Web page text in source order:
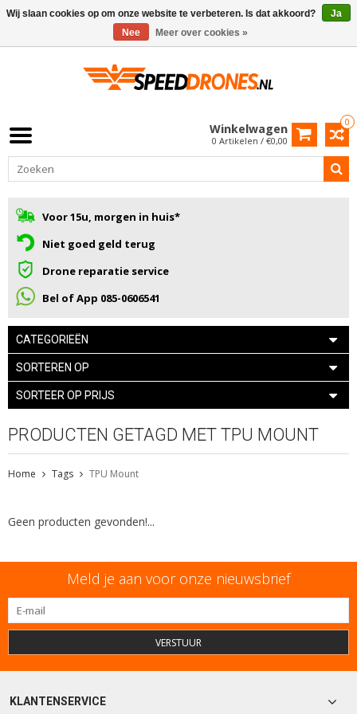
0
Winkelwagen
0 Artikelen / €0,00
Voor 15u, morgen in huis*
Niet goed geld terug
Drone reparatie service
Bel of App 085-0606541
CATEGORIEËN
SORTEREN OP
SORTEER OP PRIJS
PRODUCTEN GETAGD MET TPU MOUNT
Home Tags TPU Mount
Geen producten gevonden!...
Meld je aan voor onze nieuwsbrief
VERSTUUR
KLANTENSERVICE
Wij slaan cookies op om onze website te verbeteren. Is dat akkoord?
Ja
Nee
Meer over cookies »